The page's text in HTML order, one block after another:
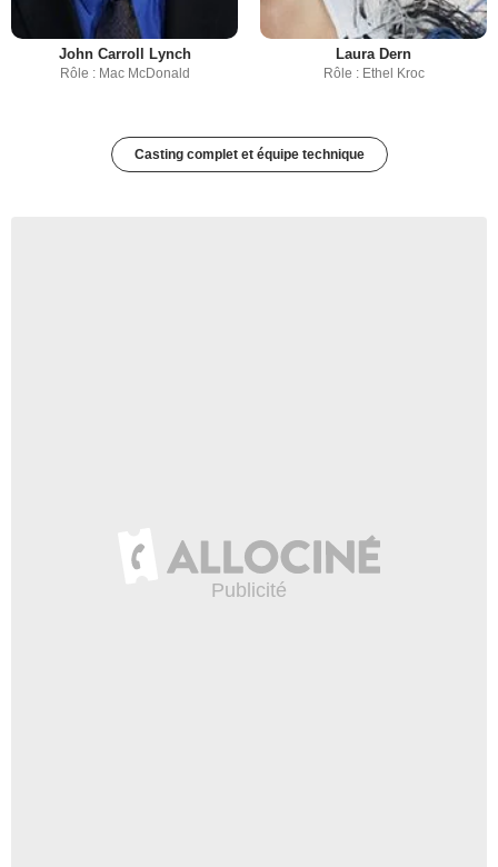
John Carroll Lynch
Rôle : Mac McDonald
Laura Dern
Rôle : Ethel Kroc
Casting complet et équipe technique